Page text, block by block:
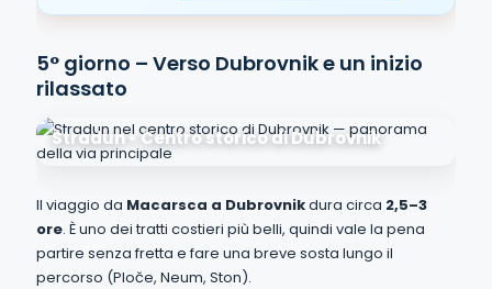
5° giorno – Verso Dubrovnik e un inizio
rilassato
Stradun • Centro storico di Dubrovnik
Il viaggio da Macarsca a Dubrovnikdura circa 2,5–3
ore. È uno dei tratti costieri più belli, quindi vale la pena
partire senza fretta e fare una breve sosta lungo il
percorso (Ploče, Neum, Ston).